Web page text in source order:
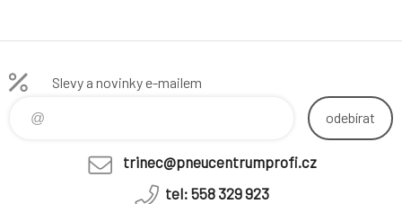
Slevy a novinky e-mailem
odebírat
trinec@pneucentrumprofi.cz
tel: 558 329 923